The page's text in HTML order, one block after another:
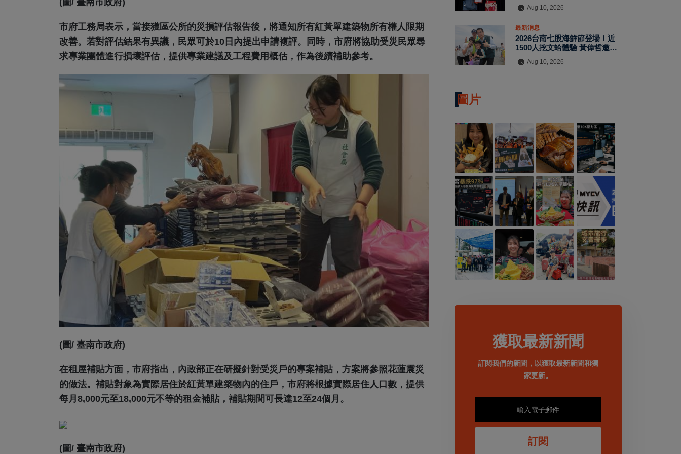
(圖/ 臺南市政府)
市府工務局表示，當接獲區公所的災損評估報告後，將通知所有紅黃單建築物所有權人限期
改善。若對評估結果有異議，民眾可於10日內提出申請複評。同時，市府將協助受災民眾尋
求專業團體進行損壞評估，提供專業建議及工程費用概估，作為後續補助參考。
(圖/ 臺南市政府)
在租屋補貼方面，市府指出，內政部正在研擬針對受災戶的專案補貼，方案將參照花蓮震災
的做法。補貼對象為實際居住於紅黃單建築物內的住戶，市府將根據實際居住人口數，提供
每月8,000元至18,000元不等的租金補貼，補貼期間可長達12至24個月。
(圖/ 臺南市政府)
Aug 10, 2026
最新消息
2026台南七股海鮮節登場！近
1500人挖文蛤體驗 黃偉哲邀遊
Aug 10, 2026
圖片
獲取最新新聞
訂閱我們的新聞，以獲取最新新聞和獨
家更新。
訂閱